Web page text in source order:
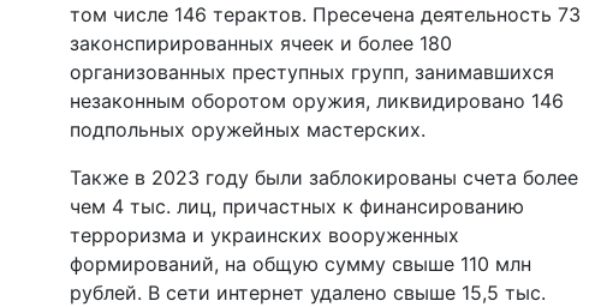
том числе 146 терактов. Пресечена деятельность 73
законспирированных ячеек и более 180
организованных преступных групп, занимавшихся
незаконным оборотом оружия, ликвидировано 146
подпольных оружейных мастерских.
Также в 2023 году были заблокированы счета более
чем 4 тыс. лиц, причастных к финансированию
терроризма и украинских вооруженных
формирований, на общую сумму свыше 110 млн
рублей. В сети интернет удалено свыше 15,5 тыс.